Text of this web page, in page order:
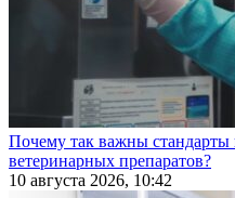
Почему так важны стандарты
ветеринарных препаратов?
10 августа 2026, 10:42